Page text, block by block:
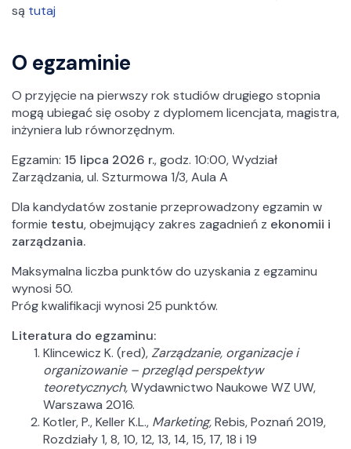
są tutaj
O egzaminie
O przyjęcie na pierwszy rok studiów drugiego stopnia
mogą ubiegać się osoby z dyplomem licencjata, magistra,
inżyniera lub równorzędnym.
Egzamin: 15 lipca 2026 r., godz. 10:00, Wydział
Zarządzania, ul. Szturmowa 1/3, Aula A
Dla kandydatów zostanie przeprowadzony egzamin w
formie testu, obejmujący zakres zagadnień z ekonomii i
zarządzania.
Maksymalna liczba punktów do uzyskania z egzaminu
wynosi 50.
Próg kwalifikacji wynosi 25 punktów.
Literatura do egzaminu:
Klincewicz K. (red),Zarządzanie, organizacje i
organizowanie – przegląd perspektyw
teoretycznych,Wydawnictwo Naukowe WZ UW,
Warszawa 2016.
Kotler, P., Keller K.L., Marketing,Rebis, Poznań 2019,
Rozdziały 1, 8, 10, 12, 13, 14, 15, 17, 18 i 19